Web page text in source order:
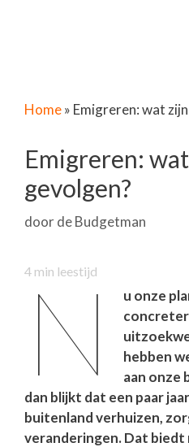
Home» Emigreren: wat
Emigreren:
gevolgen?
doorde Budgetman
4 min leestijd
N
u onze
concreter
hebben
aan onze
dan blijkt dat een paar
buitenland verhuizen,
veranderingen. Dat biedt